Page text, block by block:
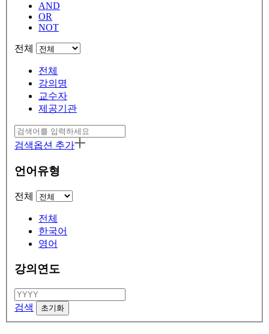
AND
OR
NOT
전체
전체
강의명
교수자
제공기관
검색옵션 추가
언어유형
전체
전체
한국어
영어
강의연도
검색